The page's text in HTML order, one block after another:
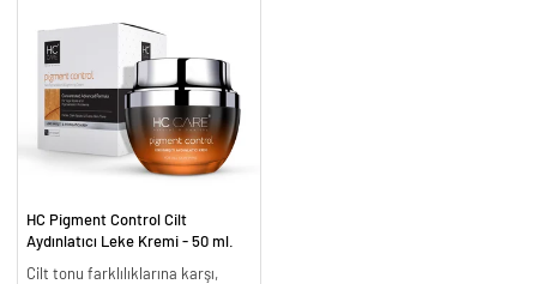
HC Pigment Control Cilt
Aydınlatıcı Leke Kremi - 50 ml.
Cilt tonu farklılıklarına karşı,